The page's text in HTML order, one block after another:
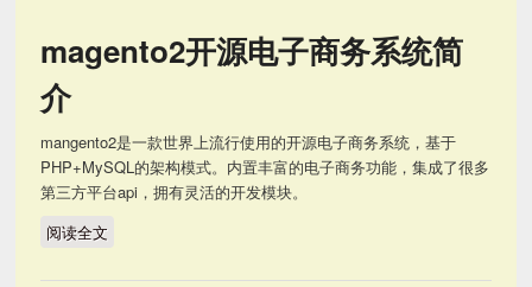
magento2开源电子商务系统简
介
mangento2是一款世界上流行使用的开源电子商务系统，基于
PHP+MySQL的架构模式。内置丰富的电子商务功能，集成了很多
第三方平台api，拥有灵活的开发模块。
阅读全文